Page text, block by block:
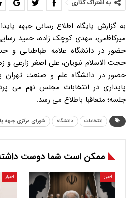
به اشتراک گذاری
به گزارش پایگاه اطلاع رسانی جبهه
حضور در دانشگاه علامه طباطبایی و
حضور در دانشگاه علم و صنعت تهران
پایداری در انتخابات مجلس نهم می
جلسه؛ متعاقبا باطلاع می رسد.
انتخابات دانشگاه شورای مرکزی جبهه
ممکن است شما دوست
اخبار اخبار